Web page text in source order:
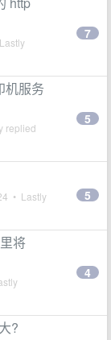
7
机服务
replied
5
• Lastly
5
将
4
?